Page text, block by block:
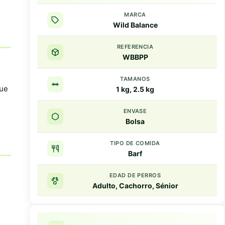
MARCA
Wild Balance
REFERENCIA
WBBPP
TAMANOS
1 kg, 2.5 kg
ENVASE
Bolsa
TIPO DE COMIDA
Barf
EDAD DE PERROS
Adulto, Cachorro, Sénior